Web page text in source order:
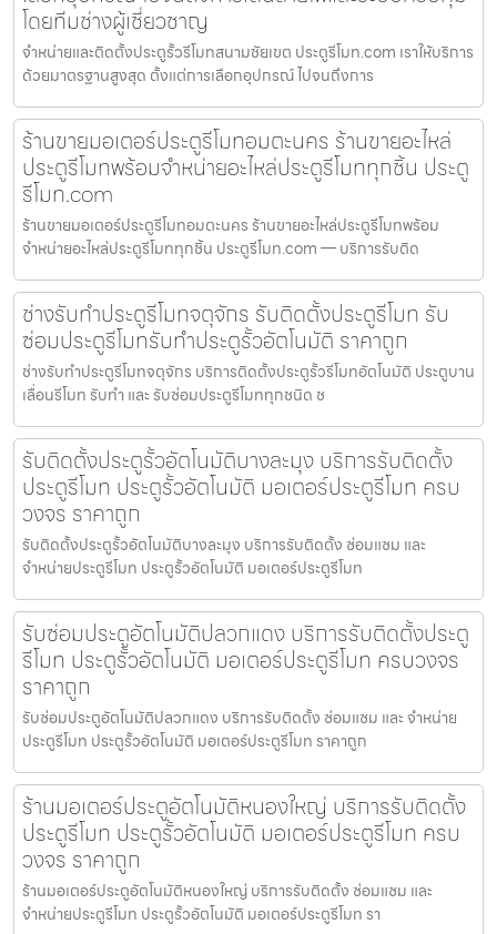
โดยทีมช่างผู้เชี่ยวชาญ
จำหน่ายและติดตั้งประตูรั้วรีโมทสนามชัยเขต ประตูรีโมท.com เราให้บริการ
ด้วยมาตรฐานสูงสุด ตั้งแต่การเลือกอุปกรณ์ ไปจนถึงการ
ร้านขายมอเตอร์ประตูรีโมทอมตะนคร ร้านขายอะไหล่
ประตูรีโมทพร้อมจำหน่ายอะไหล่ประตูรีโมททุกชิ้น ประตู
รีโมท.com
ร้านขายมอเตอร์ประตูรีโมทอมตะนคร ร้านขายอะไหล่ประตูรีโมทพร้อม
จำหน่ายอะไหล่ประตูรีโมททุกชิ้น ประตูรีโมท.com — บริการรับติด
ช่างรับทำประตูรีโมทจตุจักร รับติดตั้งประตูรีโมท รับ
ซ่อมประตูรีโมทรับทำประตูรั้วอัตโนมัติ ราคาถูก
ช่างรับทำประตูรีโมทจตุจักร บริการติดตั้งประตูรั้วรีโมทอัตโนมัติ ประตูบาน
เลื่อนรีโมท รับทำ และ รับซ่อมประตูรีโมททุกชนิด ช
รับติดตั้งประตูรั้วอัตโนมัติบางละมุง บริการรับติดตั้ง
ประตูรีโมท ประตูรั้วอัตโนมัติ มอเตอร์ประตูรีโมท ครบ
วงจร ราคาถูก
รับติดตั้งประตูรั้วอัตโนมัติบางละมุง บริการรับติดตั้ง ซ่อมแซม และ
จำหน่ายประตูรีโมท ประตูรั้วอัตโนมัติ มอเตอร์ประตูรีโมท
รับซ่อมประตูอัตโนมัติปลวกแดง บริการรับติดตั้งประตู
รีโมท ประตูรั้วอัตโนมัติ มอเตอร์ประตูรีโมท ครบวงจร
ราคาถูก
รับซ่อมประตูอัตโนมัติปลวกแดง บริการรับติดตั้ง ซ่อมแซม และ จำหน่าย
ประตูรีโมท ประตูรั้วอัตโนมัติ มอเตอร์ประตูรีโมท ราคาถูก
ร้านมอเตอร์ประตูอัตโนมัติหนองใหญ่ บริการรับติดตั้ง
ประตูรีโมท ประตูรั้วอัตโนมัติ มอเตอร์ประตูรีโมท ครบ
วงจร ราคาถูก
ร้านมอเตอร์ประตูอัตโนมัติหนองใหญ่ บริการรับติดตั้ง ซ่อมแซม และ
จำหน่ายประตูรีโมท ประตูรั้วอัตโนมัติ มอเตอร์ประตูรีโมท รา